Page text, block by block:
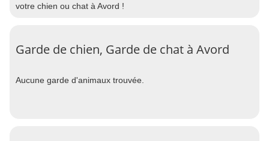
votre chien ou chat à Avord !
Garde de chien, Garde de chat à Avord
Aucune garde d'animaux trouvée.